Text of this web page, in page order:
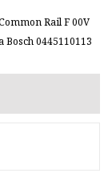
Rail F 00V
Bosch 0445110113